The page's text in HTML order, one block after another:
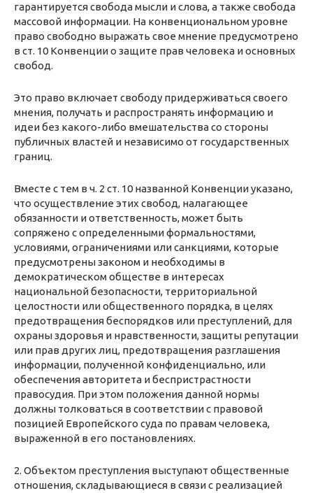
гарантируется свобода мысли и слова, а также свобода
массовой информации. На конвенциональном уровне
право свободно выражать свое мнение предусмотрено
в ст. 10 Конвенции о защите прав человека и основных
свобод.
Это право включает свободу придерживаться своего
мнения, получать и распространять информацию и
идеи без какого-либо вмешательства со стороны
публичных властей и независимо от государственных
границ.
Вместе с тем в ч. 2 ст. 10 названной Конвенции указано,
что осуществление этих свобод, налагающее
обязанности и ответственность, может быть
сопряжено с определенными формальностями,
условиями, ограничениями или санкциями, которые
предусмотрены законом и необходимы в
демократическом обществе в интересах
национальной безопасности, территориальной
целостности или общественного порядка, в целях
предотвращения беспорядков или преступлений, для
охраны здоровья и нравственности, защиты репутации
или прав других лиц, предотвращения разглашения
информации, полученной конфиденциально, или
обеспечения авторитета и беспристрастности
правосудия. При этом положения данной нормы
должны толковаться в соответствии с правовой
позицией Европейского суда по правам человека,
выраженной в его постановлениях.
2. Объектом преступления выступают общественные
отношения, складывающиеся в связи с реализацией